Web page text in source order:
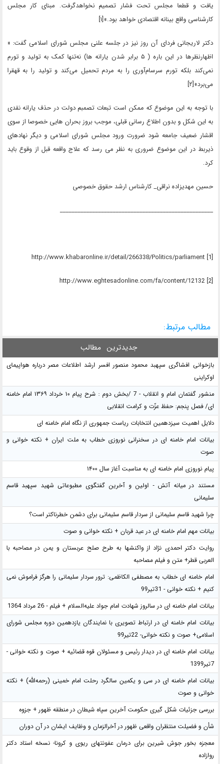
یافت و قطعا مجلس تحت فشار تصمیم نخواهدگرفت. مبنای کار مجلس
کارشناسی واقع بینانه اقتصادی خواهد بود.»[۱]
دکتر لاریجانی فردای آن روز نیز در جلسه علنی مجلس شورای اسلامی گفت: «
اظهارنظرها در این باره ( ۵ برابر شدن یارانه ها) نه‌تنها کمک به تولید و تورم
نمی‌کند بلکه تورم سرسام‌آوری را به مردم تحمیل می‌کند و تولید را به قهقرا
می‌برد»[۲]
با توجه به این موضوع که ممکن است تبعات تصمبم دولت در حذف یارانه نقدی
به این شکل و بدون اطلاع رسانی قبلی، موجب بروز بحران هایی خصوصا از سوی
اقشار ضعیف جامعه شود ضرورت ورود مجلس شورای اسلامی و دیگر نهادهای
ذیربط در این موضوع ضروری به نظر می رسد که علاج واقعه قبل از وقوع باید
کرد.
حسین مهدیزاده نراقی_ کارشناس ارشد حقوق خصوصی
____________________________________________________
[1] http://www.khabaronline.ir/detail/266338/Politics/parliament
[2] http://www.eghtesadonline.com/fa/content/12132
مطالب مرتبط:
جدیدترین مطالب
بازخوانی افشاگری سپهبد محمود منصور افسر ارشد اطلاعات مصر درباره هواپیمای
اوکراینی
منشور گفتمان امام و انقلاب - 7 /بخش دوم : شرح پیام ۱۰ خرداد ۱۳۶۹ امام خامنه
ای/ فصل پنجم: حفظ عزّت و کرامت انقلابی
دلایل اهمیت سیزدهمین انتخابات ریاست جمهوری از نگاه امام خامنه ای
بیانات امام خامنه ای در سخنرانی نوروزی خطاب به ملت ایران + نکته خوانی و
صوت
پیام نوروزی امام خامنه ای به مناسبت آغاز سال ۱۴۰۰
مستند در میانه آتش - اولین و آخرین گفتگوی مطبوعاتی شهید سپهبد قاسم
سلیمانی
چرا شهید قاسم سلیمانی از سردار قاسم سلیمانی برای دشمن خطرناکتر است؟
بیانات مهم امام خامنه ای در عید قربان + نکته خوانی و صوت
روایت دکتر احمدی نژاد از واکنشها به طرح صلح عربستان و یمن در مصاحبه با
العربی قطر+ متن و فیلم مصاحبه
امام خامنه ای خطاب به مصطفی الکاظمی: ترور سردار سلیمانی را هرگز فراموش نمی
کنیم + نکته خوانی - 31تیر99
بیانات امام خامنه ای در سالروز شهادت امام جواد علیه‌السلام + فیلم - 26 مرداد 1364
بیانات امام خامنه ای در ارتباط تصویری با نمایندگان یازدهمین دوره مجلس شورای
اسلامی+ صوت و نکته خوانی- 22تیر99
بیانات امام خامنه ای در دیدار رئیس و مسئولان قوه قضائیه + صوت و نکته خوانی -
7تیر1399
بیانات امام خامنه ای در سی و یکمین سالگرد رحلت امام خمینی (رحمه‌الله) + نکته
خوانی و صوت
بررسی جزئیات شکل گیری حکومت آخرین سپاه شیطان در منطقه ظهور + جزوه
شأن و فضیلت منتظران واقعی ظهور در آخرالزمان و وظایف ایشان در آن دوران
معجزه بخور جوش شیرین برای درمان عفونتهای ریوی و کرونا- نسخه استاد دکتر
روازاده